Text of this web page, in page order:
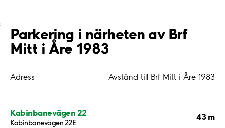
;
Parkering i närheten av Brf
Mitt i Åre 1983
Adress Avstånd till Brf Mitt i Åre 1983
Kabinbanevägen 22
Kabinbanevägen 22E
43 m